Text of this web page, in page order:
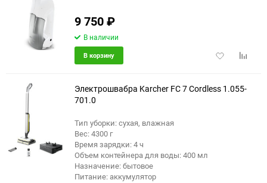
еще 1 фото 9 750₽
В наличии
Добавить
В корзину
Электрошвабра Karcher FC 7 Cordless 1.055-
701.0
Тип уборки: сухая, влажная
Вес: 4300 г
Время зарядки: 4 ч
Объем контейнера для воды: 400 мл
Назначение: бытовое
Питание: аккумулятор